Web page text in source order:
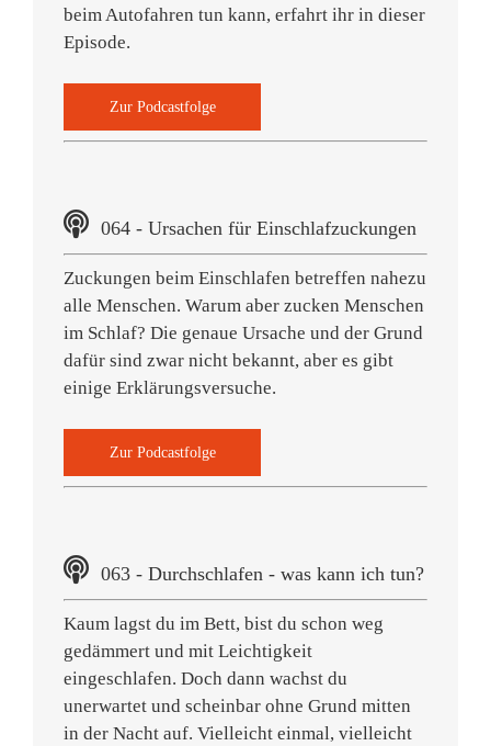
beim Autofahren tun kann, erfahrt ihr in dieser
Episode.
Zur Podcastfolge
064 - Ursachen für Einschlafzuckungen
Zuckungen beim Einschlafen betreffen nahezu
alle Menschen. Warum aber zucken Menschen
im Schlaf? Die genaue Ursache und der Grund
dafür sind zwar nicht bekannt, aber es gibt
einige Erklärungsversuche.
Zur Podcastfolge
063 - Durchschlafen - was kann ich tun?
Kaum lagst du im Bett, bist du schon weg
gedämmert und mit Leichtigkeit
eingeschlafen. Doch dann wachst du
unerwartet und scheinbar ohne Grund mitten
in der Nacht auf. Vielleicht einmal, vielleicht